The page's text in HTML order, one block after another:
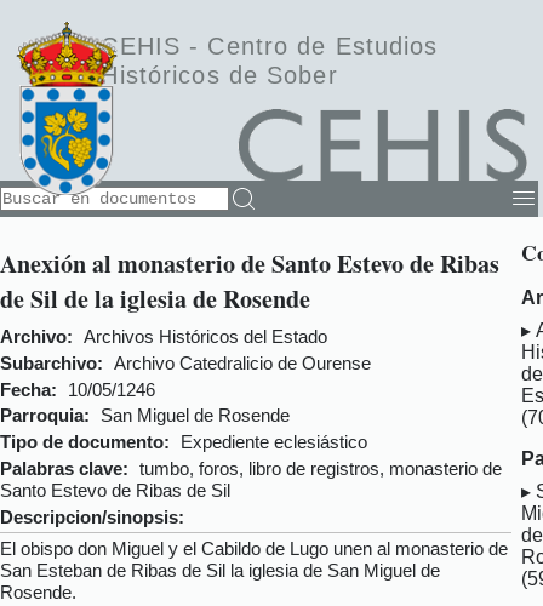
CEHIS - Centro de Estudios
Históricos de Sober
Anexión al monasterio de Santo Estevo de Ribas
de Sil de la iglesia de Rosende
Archivo:
Archivos Históricos del Estado
Subarchivo:
Archivo Catedralicio de Ourense
Fecha:
10/05/1246
Parroquia:
San Miguel de Rosende
Tipo de documento:
Expediente eclesiástico
Palabras clave:
tumbo, foros, libro de registros, monasterio de
Santo Estevo de Ribas de Sil
Descripcion/sinopsis:
El obispo don Miguel y el Cabildo de Lugo unen al monasterio de
San Esteban de Ribas de Sil la iglesia de San Miguel de
Rosende.
de